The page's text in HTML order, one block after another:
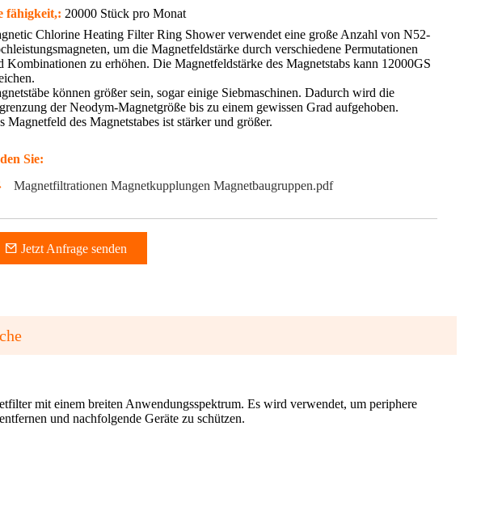
fähigkeit,: 20000 Stück pro Monat
Chlorine Heating Filter Ring Shower verwendet eine große Anzahl von N52-
um die Magnetfeldstärke durch verschiedene Permutationen
Kombinationen zu erhöhen. Die Magnetfeldstärke des Magnetstabs kann 12000GS
können größer sein, sogar einige Siebmaschinen. Dadurch wird die
der Neodym-Magnetgröße bis zu einem gewissen Grad aufgehoben.
Magnetfeld des Magnetstabes ist stärker und größer.
Sie:
Magnetfiltrationen Magnetkupplungen Magnetbaugruppen.pdf
Jetzt Anfrage senden
mit einem breiten Anwendungsspektrum. Es wird verwendet, um periphere
und nachfolgende Geräte zu schützen.